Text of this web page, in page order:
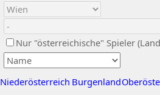
Nur "österreichische" Spieler
Niederösterreich Burgenland